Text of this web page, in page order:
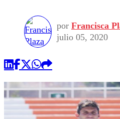
Seleccion
Torneo
Economía
Internacional
Publicaciones
Opinión
por Francisca
julio 05, 2020